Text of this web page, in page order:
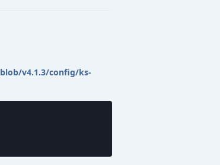
v4.1.3/config/ks-